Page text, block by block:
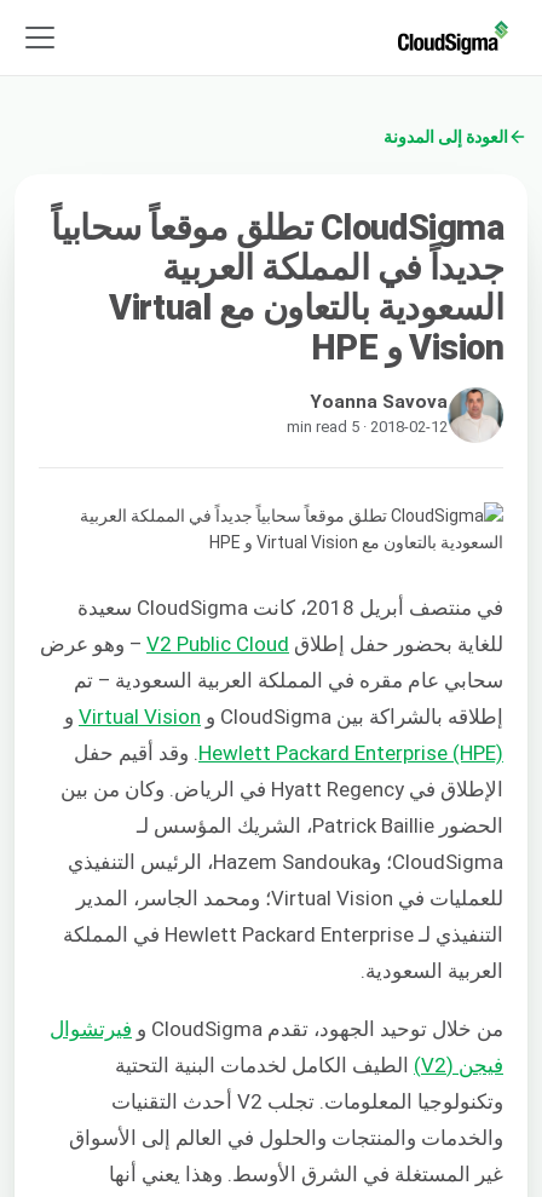
العودة إلى المدونة
CloudSigma تطلق موقعاً سحابياً
جديداً في المملكة العربية
السعودية بالتعاون مع Virtual
Vision و HPE
Yoanna Savova
2018-02-12 · 5 min read
في منتصف أبريل 2018، كانت CloudSigma سعيدة
للغاية بحضور حفل إطلاق V2 Public Cloud – وهو عرض
سحابي عام مقره في المملكة العربية السعودية – تم
إطلاقه بالشراكة بين CloudSigma و
Virtual Vision و
Hewlett Packard Enterprise (HPE) . وقد أقيم حفل
الإطلاق في Hyatt Regency في الرياض. وكان من بين
الحضور Patrick Baillie، الشريك المؤسس لـ
CloudSigma؛ وHazem Sandouka، الرئيس التنفيذي
للعمليات في Virtual Vision؛ ومحمد الجاسر، المدير
التنفيذي لـ Hewlett Packard Enterprise في المملكة
العربية السعودية.
من خلال توحيد الجهود، تقدم CloudSigma و
فيرتشوال
فيجن (V2)
الطيف الكامل لخدمات البنية التحتية
وتكنولوجيا المعلومات. تجلب V2 أحدث التقنيات
والخدمات والمنتجات والحلول في العالم إلى الأسواق
غير المستغلة في الشرق الأوسط. وهذا يعني أنها